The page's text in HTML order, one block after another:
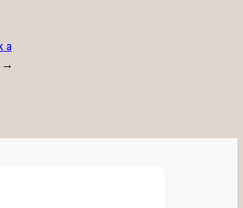
a
→